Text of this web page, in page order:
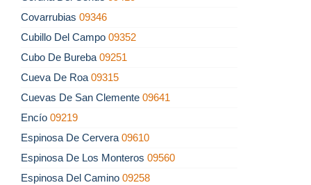
Covarrubias 09346
Cubillo Del Campo 09352
Cubo De Bureba 09251
Cueva De Roa 09315
Cuevas De San Clemente 09641
Encío 09219
Espinosa De Cervera 09610
Espinosa De Los Monteros 09560
Espinosa Del Camino 09258